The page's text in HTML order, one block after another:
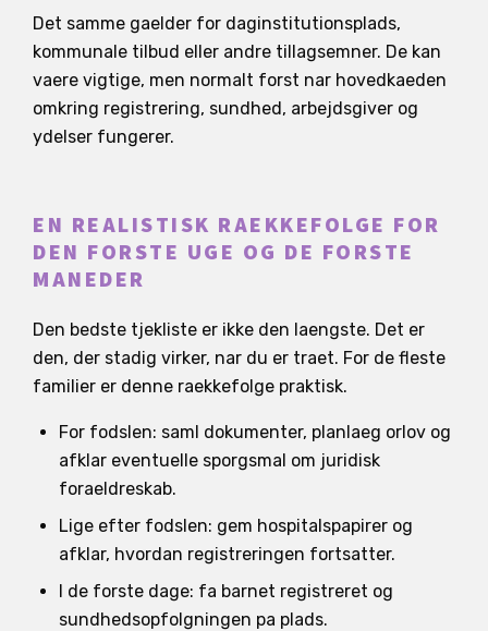
Det samme gaelder for daginstitutionsplads,
kommunale tilbud eller andre tillagsemner. De kan
vaere vigtige, men normalt forst nar hovedkaeden
omkring registrering, sundhed, arbejdsgiver og
ydelser fungerer.
EN REALISTISK RAEKKEFOLGE FOR
DEN FORSTE UGE OG DE FORSTE
MANEDER
Den bedste tjekliste er ikke den laengste. Det er
den, der stadig virker, nar du er traet. For de fleste
familier er denne raekkefolge praktisk.
For fodslen: saml dokumenter, planlaeg orlov og
afklar eventuelle sporgsmal om juridisk
foraeldreskab.
Lige efter fodslen: gem hospitalspapirer og
afklar, hvordan registreringen fortsatter.
I de forste dage: fa barnet registreret og
sundhedsopfolgningen pa plads.